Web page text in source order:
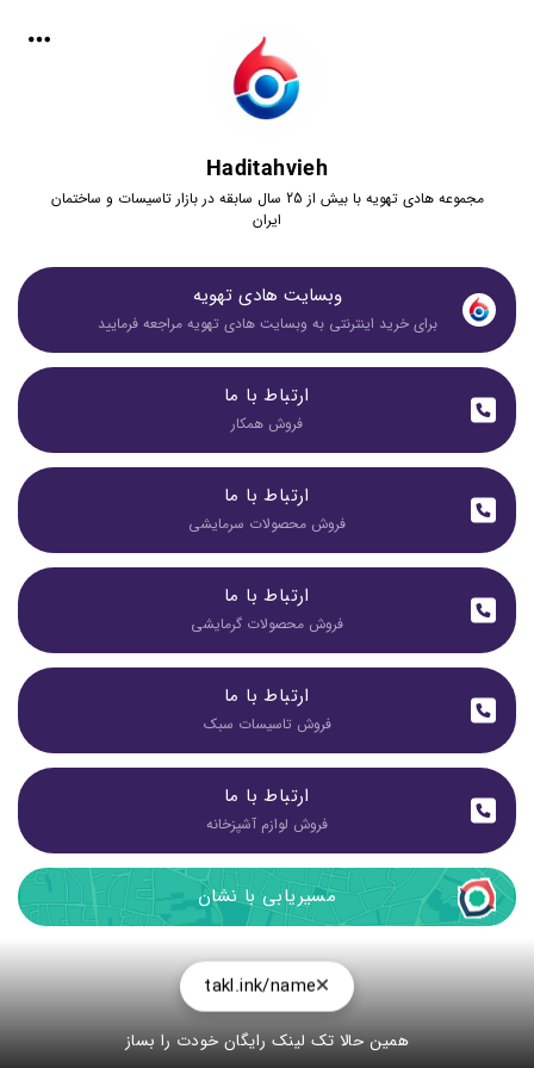
Haditahvieh
مجموعه هادی تهویه با بیش از 25 سال سابقه در بازار تاسیسات و ساختمان
ایران
وبسایت هادی تهویه
برای خرید اینترنتی به وبسایت هادی تهویه مراجعه فرمایید
ارتباط با ما
فروش همکار
ارتباط با ما
فروش محصولات سرمایشی
ارتباط با ما
فروش محصولات گرمایشی
ارتباط با ما
فروش تاسیسات سبک
ارتباط با ما
فروش لوازم آشپزخانه
مسیریابی با نشان
takl.ink/name
همین حالا تک لینک رایگان خودت را بساز